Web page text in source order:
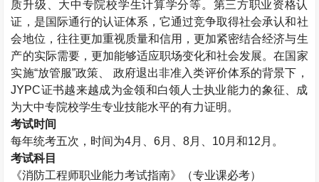
质升级、大中专院校学生计算学分等。第三方职业资格认
证，是国际通行的认证体系，它通过竞争取得社会承认和社
会地位，往往更加重视质量和信用，更加紧密结合经济与生
产的实际需要，更加能够适应职场变化和社会发展。在国家
实施“放管服”政策、 政府退出非准入类评价体系的背景下，
JYPC证书越来越成为金领和白领人士执业能力的象征、成
为大中专院校学生专业技能水平的有力证明。
考试时间
每年统考五次，时间为4月、6月、8月、 10月和12 月。
考试科目
《消防工程师职业能力考试指南》（专业课必考）